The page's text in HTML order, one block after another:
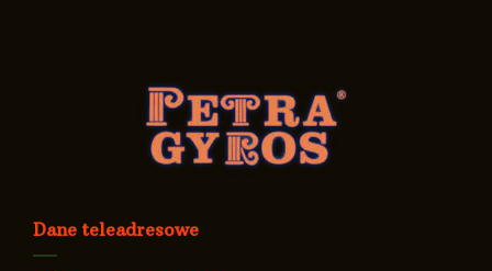
Dane teleadresowe